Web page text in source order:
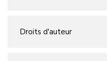
Droits d'auteur